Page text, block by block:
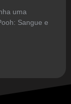
uma
Sangue e